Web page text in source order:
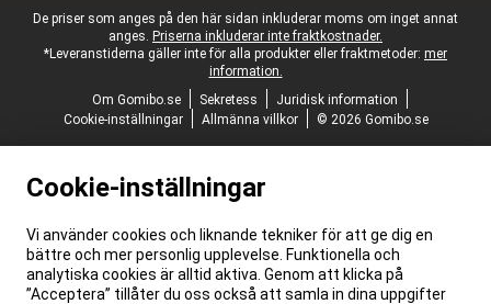
Juridisk fotnot
De priser som anges på den här sidan inkluderar moms om inget annat
anges. Priserna inkluderar inte fraktkostnader.
*Leveranstiderna gäller inte för alla produkter eller fraktmetoder: mer
information.
Om Gomibo.se
Sekretess
Juridisk information
Cookie-inställningar
Allmänna villkor © 2026 Gomibo.se
Cookie-inställningar
Vi använder cookies och liknande tekniker för att ge dig en
bättre och mer personlig upplevelse. Funktionella och
analytiska cookies är alltid aktiva. Genom att klicka på
”Acceptera” tillåter du oss också att samla in dina uppgifter